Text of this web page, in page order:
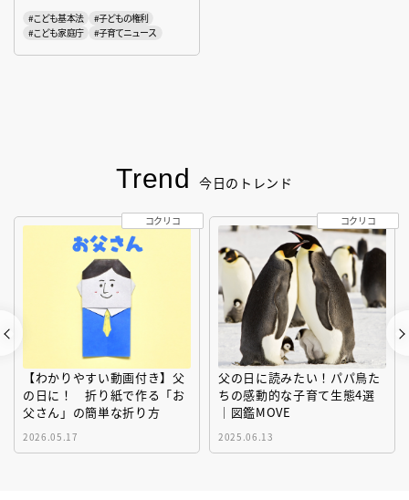
#こども基本法
#子どもの権利
#こども家庭庁
#子育てニュース
Trend 今日のトレンド
【わかりやすい動画付き】父
の日に！ 折り紙で作る「お
父さん」の簡単な折り方
2026.05.17
コクリコ
父の日に読みたい！パパ鳥た
ちの感動的な子育て生態4選
｜図鑑MOVE
2025.06.13
コクリコ